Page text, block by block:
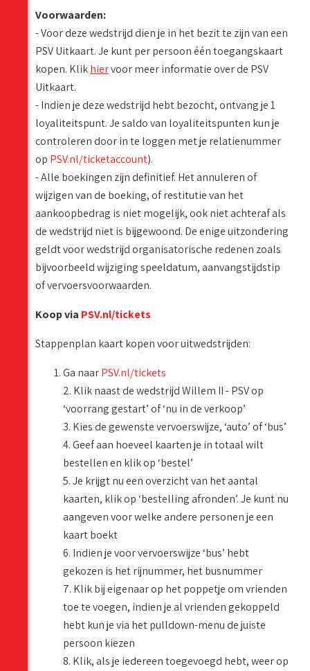
Voorwaarden:
- Voor deze wedstrijd dien je in het bezit te zijn van een
PSV Uitkaart. Je kunt per persoon één toegangskaart
kopen. Klikhiervoor meer informatie over de PSV
Uitkaart.
- Indien je deze wedstrijd hebt bezocht, ontvang je 1
loyaliteitspunt. Je saldo van loyaliteitspunten kun je
controleren door in te loggen met je relatienummer
op PSV.nl/ticketaccount).
- Alle boekingen zijn definitief. Het annuleren of
wijzigen van de boeking, of restitutie van het
aankoopbedrag is niet mogelijk, ook niet achteraf als
de wedstrijd niet is bijgewoond. De enige uitzondering
geldt voor wedstrijd organisatorische redenen zoals
bijvoorbeeld wijziging speeldatum, aanvangstijdstip
of vervoersvoorwaarden.
Koop via PSV.nl/tickets
Stappenplan kaart kopen voor uitwedstrijden:
Ga naarPSV.nl/tickets
2. Klik naast de wedstrijd Willem II - PSV op
‘voorrang gestart’ of ‘nu in de verkoop’
3. Kies de gewenste vervoerswijze, ‘auto’ of ‘bus’
4. Geef aan hoeveel kaarten je in totaal wilt
bestellen en klik op ‘bestel’
5. Je krijgt nu een overzicht van het aantal
kaarten, klik op ‘bestelling afronden’. Je kunt nu
aangeven voor welke andere personen je een
kaart boekt
6. Indien je voor vervoerswijze ‘bus’ hebt
gekozen is het rijnummer, het busnummer
7. Klik bij eigenaar op het poppetje om vrienden
toe te voegen, indien je al vrienden gekoppeld
hebt kun je via het pulldown-menu de juiste
persoon kiezen
8. Klik, als je iedereen toegevoegd hebt, weer op